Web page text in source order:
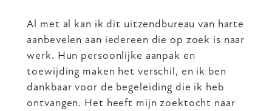
Al met al kan ik dit uitzendbureau van harte
aanbevelen aan iedereen die op zoek is naar
werk. Hun persoonlijke aanpak en
toewijding maken het verschil, en ik ben
dankbaar voor de begeleiding die ik heb
ontvangen. Het heeft mijn zoektocht naar